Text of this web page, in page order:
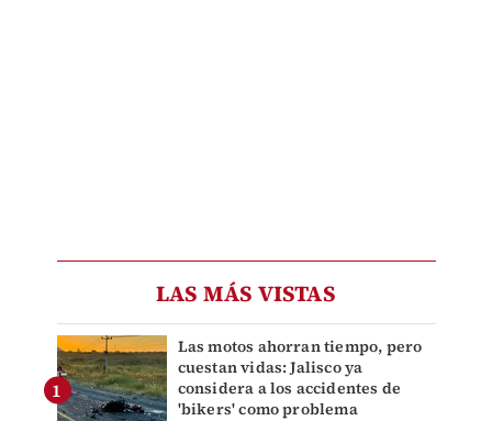
LAS MÁS VISTAS
Las motos ahorran tiempo, pero
cuestan vidas: Jalisco ya
considera a los accidentes de
'bikers' como problema